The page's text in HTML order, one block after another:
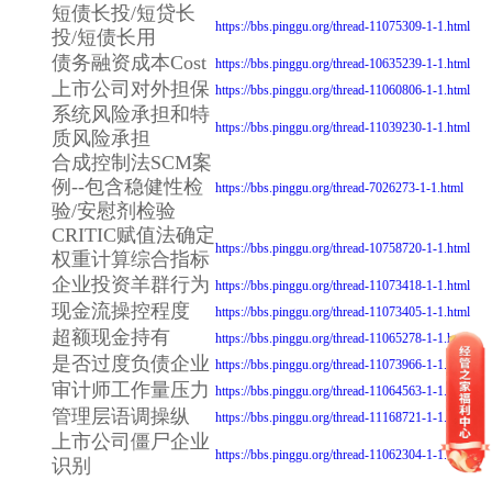
短债长投/短贷长
投/短债长用
https://bbs.pinggu.org/thread-11075309-1-1.html
债务融资成本Cost https://bbs.pinggu.org/thread-10635239-1-1.html
上市公司对外担保 https://bbs.pinggu.org/thread-11060806-1-1.html
系统风险承担和特
质风险承担
https://bbs.pinggu.org/thread-11039230-1-1.html
合成控制法SCM案
例--包含稳健性检
验/安慰剂检验
https://bbs.pinggu.org/thread-7026273-1-1.html
CRITIC赋值法确定
权重计算综合指标 https://bbs.pinggu.org/thread-10758720-1-1.html
企业投资羊群行为 https://bbs.pinggu.org/thread-11073418-1-1.html
现金流操控程度 https://bbs.pinggu.org/thread-11073405-1-1.html
超额现金持有 https://bbs.pinggu.org/thread-11065278-1-1.html
是否过度负债企业 https://bbs.pinggu.org/thread-11073966-1-1.html
审计师工作量压力 https://bbs.pinggu.org/thread-11064563-1-1.html
管理层语调操纵 https://bbs.pinggu.org/thread-11168721-1-1.html
上市公司僵尸企业
识别
https://bbs.pinggu.org/thread-11062304-1-1.html